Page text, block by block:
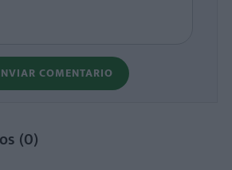
COMENTARIO
(0)